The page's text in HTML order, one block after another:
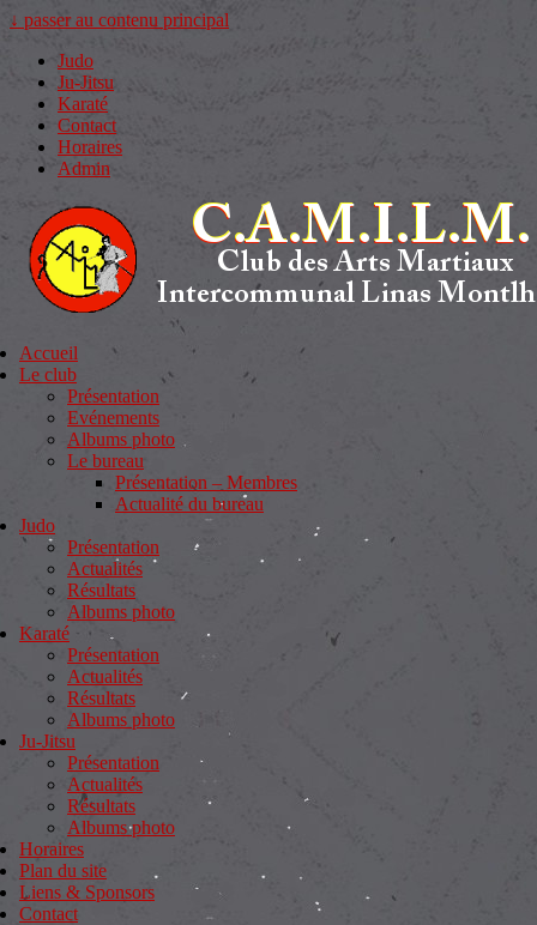
↓ passer au contenu principal
Judo
Ju-Jitsu
Karaté
Contact
Horaires
Admin
Accueil
Le club
Présentation
Evénements
Albums photo
Le bureau
Présentation – Membres
Actualité du bureau
Judo
Présentation
Actualités
Résultats
Albums photo
Karaté
Présentation
Actualités
Résultats
Albums photo
Ju-Jitsu
Présentation
Actualités
Résultats
Albums photo
Horaires
Plan du site
Liens & Sponsors
Contact